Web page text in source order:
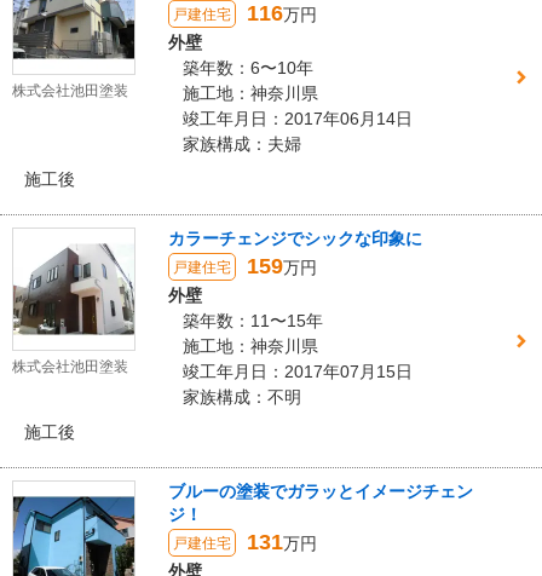
株式会社池田塗装
戸建住宅 116万円
外壁
築年数：6〜10年
施工地：神奈川県
竣工年月日：2017年06月14日
家族構成：夫婦
施工後
株式会社池田塗装
カラーチェンジでシックな印象に
戸建住宅 159万円
外壁
築年数：11〜15年
施工地：神奈川県
竣工年月日：2017年07月15日
家族構成：不明
施工後
ブルーの塗装でガラッとイメージチェン
ジ！
戸建住宅 131万円
外壁